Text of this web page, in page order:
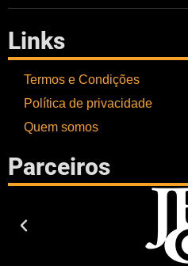
Links
Termos e Condições
Política de privacidade
Quem somos
Parceiros